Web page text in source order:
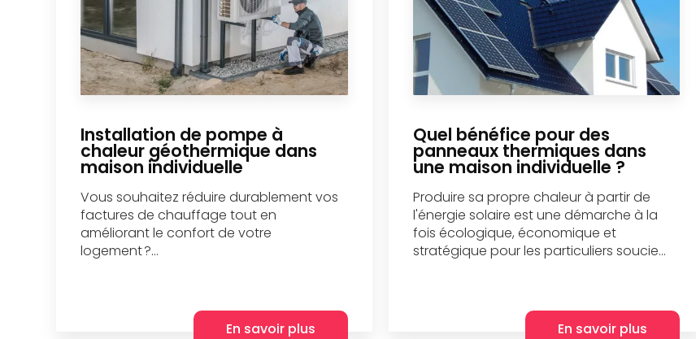
Installation de pompe à
chaleur géothermique dans
maison individuelle
Vous souhaitez réduire durablement vos
factures de chauffage tout en
améliorant le confort de votre
logement ?...
En savoir plus
Quel bénéfice pour des
panneaux thermiques dans
une maison individuelle ?
Produire sa propre chaleur à partir de
l'énergie solaire est une démarche à la
fois écologique, économique et
stratégique pour les particuliers soucie...
En savoir plus